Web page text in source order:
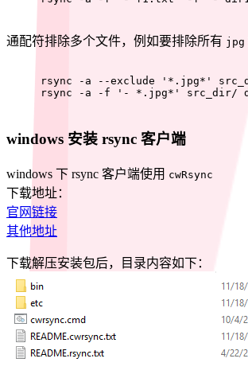
通配符排除多个文件，例如要排除所有 jpg
rsync -a --exclude '*.jpg*'
rsync -a -f '- *.jpg*' src_dir/
windows 安装 rsync 客户端
windows 下 rsync 客户端使用 cwRsync
下载地址：
官网链接
其他地址
下载解压安装包后，目录内容如下：